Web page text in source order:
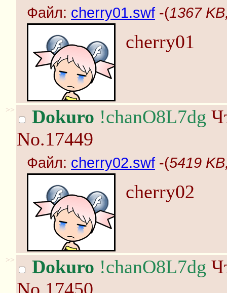
Файл: cherry01.swf -(1367
cherry01
>> Dokuro !chanO8L7dg
No.17449
Файл: cherry02.swf -(5419
cherry02
>> Dokuro !chanO8L7dg